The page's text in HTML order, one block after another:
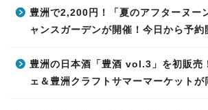
豊洲で2,200円！「夏のアフターヌー
ャンスガーデンが開催！今日から予約
豊洲の日本酒「豊酒 vol.3」を初販売
ェ＆豊洲クラフトサマーマーケットが